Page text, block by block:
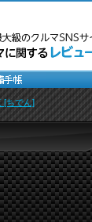
[ちでん]